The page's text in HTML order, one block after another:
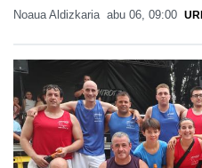
Noaua Aldizkaria abu 06, 09:00